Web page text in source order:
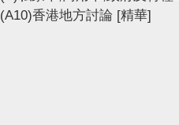
(A10)香港地方討論 [精華]